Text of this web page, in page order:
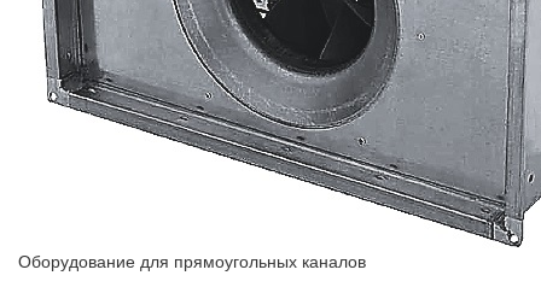
Оборудование для прямоугольных каналов